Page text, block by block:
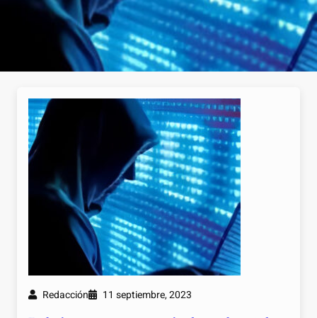
Redacción 11 septiembre, 2023